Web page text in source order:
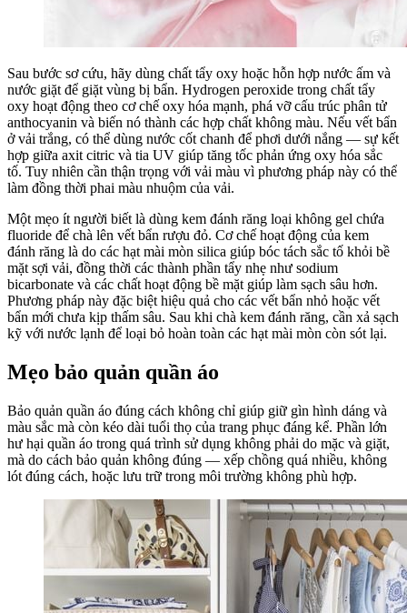
Sau bước sơ cứu, hãy dùng chất tẩy oxy hoặc hỗn hợp nước ấm và
nước giặt để giặt vùng bị bẩn. Hydrogen peroxide trong chất tẩy
oxy hoạt động theo cơ chế oxy hóa mạnh, phá vỡ cấu trúc phân tử
anthocyanin và biến nó thành các hợp chất không màu. Nếu vết bẩn
ở vải trắng, có thể dùng nước cốt chanh để phơi dưới nắng — sự kết
hợp giữa axit citric và tia UV giúp tăng tốc phản ứng oxy hóa sắc
tố. Tuy nhiên cần thận trọng với vải màu vì phương pháp này có thể
làm đồng thời phai màu nhuộm của vải.
Một mẹo ít người biết là dùng kem đánh răng loại không gel chứa
fluoride để chà lên vết bẩn rượu đỏ. Cơ chế hoạt động của kem
đánh răng là do các hạt mài mòn silica giúp bóc tách sắc tố khỏi bề
mặt sợi vải, đồng thời các thành phần tẩy nhẹ như sodium
bicarbonate và các chất hoạt động bề mặt giúp làm sạch sâu hơn.
Phương pháp này đặc biệt hiệu quả cho các vết bẩn nhỏ hoặc vết
bẩn mới chưa kịp thấm sâu. Sau khi chà kem đánh răng, cần xả sạch
kỹ với nước lạnh để loại bỏ hoàn toàn các hạt mài mòn còn sót lại.
Mẹo bảo quản quần áo
Bảo quản quần áo đúng cách không chỉ giúp giữ gìn hình dáng và
màu sắc mà còn kéo dài tuổi thọ của trang phục đáng kể. Phần lớn
hư hại quần áo trong quá trình sử dụng không phải do mặc và giặt,
mà do cách bảo quản không đúng — xếp chồng quá nhiều, không
lót đúng cách, hoặc lưu trữ trong môi trường không phù hợp.